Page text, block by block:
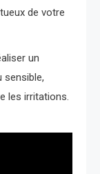
de votre
un
sensible,
les irritations.